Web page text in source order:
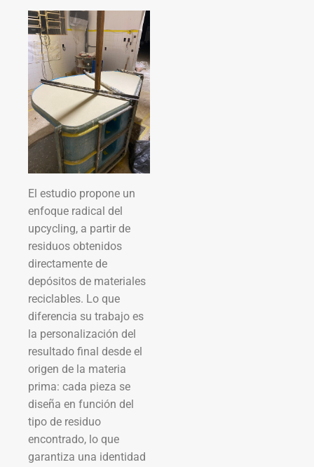
El estudio propone un
enfoque radical del
upcycling, a partir de
residuos obtenidos
directamente de
depósitos de materiales
reciclables. Lo que
diferencia su trabajo es
la personalización del
resultado final desde el
origen de la materia
prima: cada pieza se
diseña en función del
tipo de residuo
encontrado, lo que
garantiza una identidad